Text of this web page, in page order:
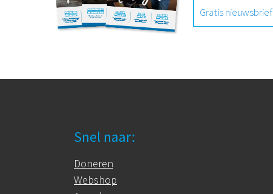
Gratis nieuwsbrief
Snel naar:
Doneren
Webshop